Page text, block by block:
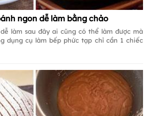
ngon dễ làm bằng chảo
làm sau đây ai cũng có thể làm được mà
dụng cụ làm bếp phức tạp chỉ cần 1 chiếc